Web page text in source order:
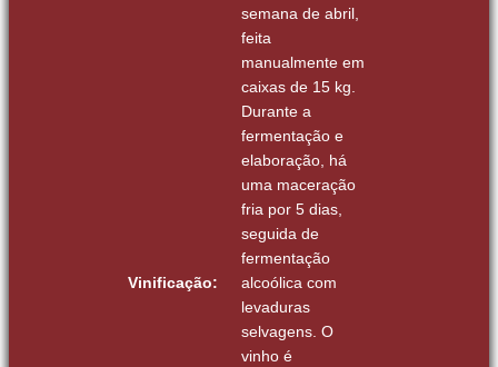
Vinificação:
semana de abril,
feita
manualmente em
caixas de 15 kg.
Durante a
fermentação e
elaboração, há
uma maceração
fria por 5 dias,
seguida de
fermentação
alcoólica com
levaduras
selvagens. O
vinho é